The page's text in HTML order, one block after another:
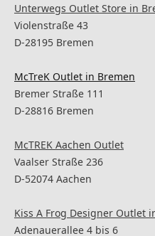
Unterwegs Outlet Store in
Violenstraße 43
D-28195 Bremen
McTreK Outlet in Bremen
Bremer Straße 111
D-28816 Bremen
McTREK Aachen Outlet
Vaalser Straße 236
D-52074 Aachen
Kiss A Frog Designer Outlet
Adenauerallee 4 bis 6